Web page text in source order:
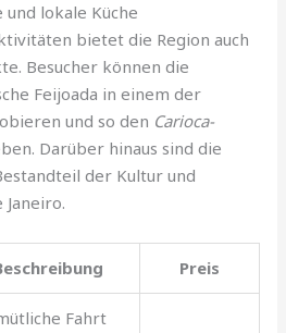
lokale Küche
bietet die Region auch
Besucher können die
Feijoada in einem der
und so den Carioca-
Darüber hinaus sind die
der Kultur und
Preis
Fahrt